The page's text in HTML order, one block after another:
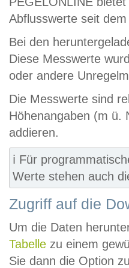
Abflusswerte seit
Bei den
Diese Messwerte
oder andere
Die Messwerte sind
Höhenangaben (m ü.
addieren.
ℹ️ Für
Werte stehen auch
Zugriff auf die
Um die Daten
Tabelle zu einem
Sie dann die Option